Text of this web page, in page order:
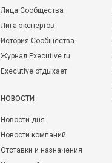
Лица Сообщества
Лига экспертов
История Сообщества
Журнал Executive.ru
Executive отдыхает
НОВОСТИ
Новости дня
Новости компаний
Отставки и назначения